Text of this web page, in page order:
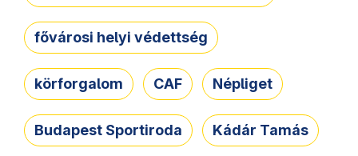
fővárosi helyi védettség
körforgalom CAF Népliget
Budapest Sportiroda Kádár Tamás